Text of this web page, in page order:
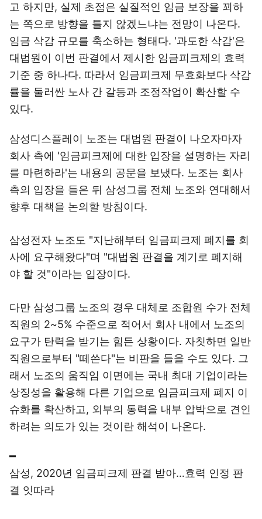
고 하지만, 실제 초점은 실질적인 임금 보장을 꾀하
는 쪽으로 방향을 틀지 않겠느냐는 전망이 나온다.
임금 삭감 규모를 축소하는 형태다. '과도한 삭감'은
대법원이 이번 판결에서 제시한 임금피크제의 효력
기준 중 하나다. 따라서 임금피크제 무효화보다 삭감
률을 둘러싼 노사 간 갈등과 조정작업이 확산할 수
있다.
삼성디스플레이 노조는 대법원 판결이 나오자마자
회사 측에 '임금피크제에 대한 입장을 설명하는 자리
를 마련하라'는 내용의 공문을 보냈다. 노조는 회사
측의 입장을 들은 뒤 삼성그룹 전체 노조와 연대해서
향후 대책을 논의할 방침이다.
삼성전자 노조도 "지난해부터 임금피크제 폐지를 회
사에 요구해왔다"며 "대법원 판결을 계기로 폐지해
야 할 것"이라는 입장이다.
다만 삼성그룹 노조의 경우 대체로 조합원 수가 전체
직원의 2~5% 수준으로 적어서 회사 내에서 노조의
요구가 탄력을 받기는 힘든 상황이다. 자칫하면 일반
직원으로부터 "떼쓴다"는 비판을 들을 수도 있다. 그
래서 노조의 움직임 이면에는 국내 최대 기업이라는
상징성을 활용해 다른 기업으로 임금피크제 폐지 이
슈화를 확산하고, 외부의 동력을 내부 압박으로 견인
하려는 의도가 있는 것이란 해석이 나온다.
━
삼성, 2020년 임금피크제 판결 받아…효력 인정 판
결 잇따라